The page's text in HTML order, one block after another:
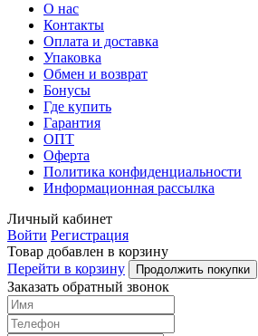
О нас
Контакты
Оплата и доставка
Упаковка
Обмен и возврат
Бонусы
Где купить
Гарантия
ОПТ
Оферта
Политика конфиденциальности
Информационная рассылка
Личный кабинет
Войти Регистрация
Товар добавлен в корзину
Перейти в корзину
Продолжить покупки
Заказать обратный звонок